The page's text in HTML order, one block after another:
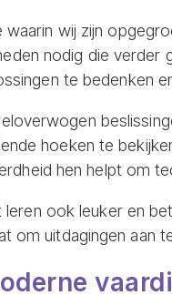
wij zijn
nodig die verder
te bedenken
hoeken te
hen helpt om
ook leuker en
om uitdagingen aan